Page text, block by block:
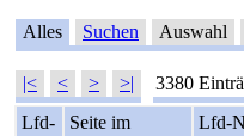
Alles Suchen Auswahl
|< < > >| 3380
Lfd-
Seite im
Lfd-